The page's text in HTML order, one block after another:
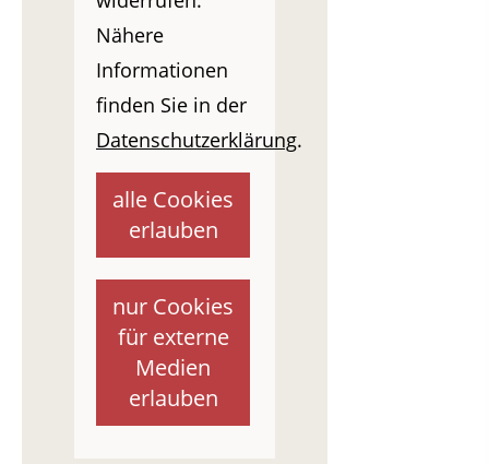
Nähere
Informationen
finden Sie in der
Datenschutzerklärung.
alle Cookies
erlauben
nur Cookies
für externe
Medien
erlauben